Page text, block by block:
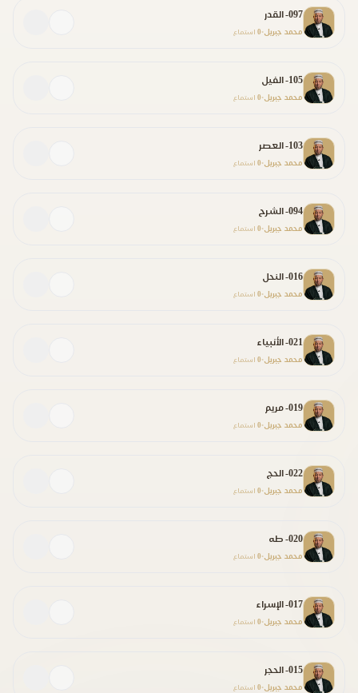
097- القدر
محمد جبريل •
0 استماع
105- الفيل
محمد جبريل •
0 استماع
103- العصر
محمد جبريل •
0 استماع
094- الشرح
محمد جبريل •
0 استماع
016- النحل
محمد جبريل •
0 استماع
021- الأنبياء
محمد جبريل •
0 استماع
019- مريم
محمد جبريل •
0 استماع
022- الحج
محمد جبريل •
0 استماع
020- طه
محمد جبريل •
0 استماع
017- الإسراء
محمد جبريل •
0 استماع
015- الحجر
محمد جبريل •
0 استماع